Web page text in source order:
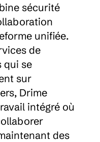
sécurité
unifiée.
de
qui se
sur
Drime
intégré où
des